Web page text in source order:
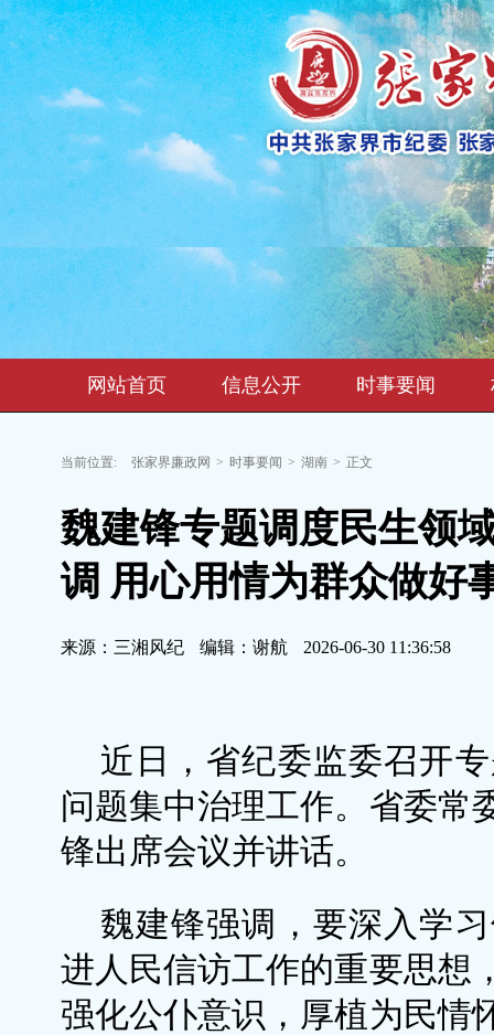
网站首页 信息公开 时事要闻
当前位置: 张家界廉政网 > 时事要闻 > 湖南 > 正文
魏建锋专题调度民生领
调 用心用情为群众做好
来源：三湘风纪 编辑：谢航 2026-06-30 11:36:58
近日，省纪委监委召开
问题集中治理工作。省委常
锋出席会议并讲话。
魏建锋强调，要深入学
进人民信访工作的重要思想
强化公仆意识，厚植为民情